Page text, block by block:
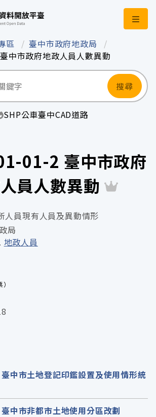
政府資料開
區
臺中市政府地政局
中市政府地政人員人數異動
搜尋
SHP公車臺中CAD道路
01-2 臺中市政府
員人數異動
人員現有人員及異動情形
局
地政人員
中市土地登記印鑑設置及使用情形統
中市非都市土地使用分區改劃